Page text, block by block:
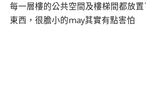
每一層樓的公共空間及樓梯間都放
東西，很膽小的may其實有點害怕